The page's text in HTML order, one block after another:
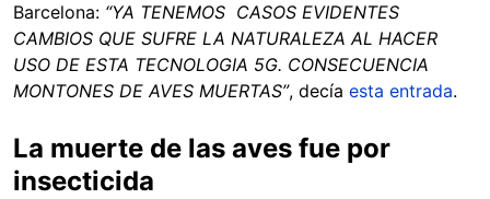
Barcelona: “YA TENEMOS CASOS EVIDENTES
CAMBIOS QUE SUFRE LA NATURALEZA AL HACER
USO DE ESTA TECNOLOGIA 5G. CONSECUENCIA
MONTONES DE AVES MUERTAS”, decía esta entrada.
La muerte de las aves fue por
insecticida